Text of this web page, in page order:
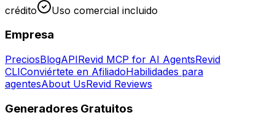
crédito
Uso comercial incluido
Empresa
PreciosBlogAPIRevid MCP for AI AgentsRevid
CLIConviértete en AfiliadoHabilidades para
agentesAbout UsRevid Reviews
Generadores Gratuitos